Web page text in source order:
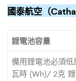
國泰航空（
鋰電池容量
備用鋰電池必須低
瓦時 (Wh)/ 2克